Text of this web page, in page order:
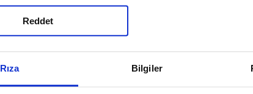
Rıza Bilgiler
Reddet
Hakkari Zap